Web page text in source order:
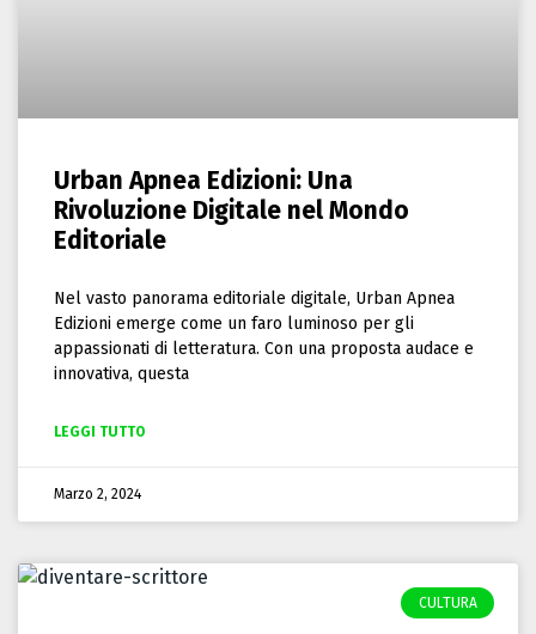
Urban Apnea Edizioni: Una
Rivoluzione Digitale nel Mondo
Editoriale
Nel vasto panorama editoriale digitale, Urban Apnea
Edizioni emerge come un faro luminoso per gli
appassionati di letteratura. Con una proposta audace e
innovativa, questa
LEGGI TUTTO
Marzo 2, 2024
CULTURA